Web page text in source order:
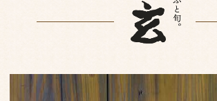
2024年12月(1)
2024年11月
2024年7月